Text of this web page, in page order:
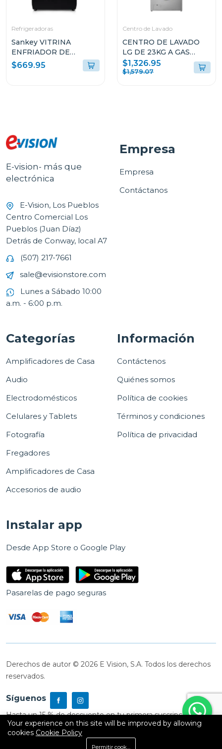
Refrigeradoras
Sankey VITRINA
ENFRIADOR DE
20CUFT RFD20N
$669.95
Centro de Lavado
CENTRO DE LAVADO
LG DE 23KG A GAS
COLOR GRIS
WM23VFXS6/DF74VFXS6B
$1,326.95
$1,579.07
E-vision- más que
electrónica
E-Vision, Los Pueblos
Centro Comercial Los
Pueblos (Juan Díaz)
Detrás de Conway, local A7
(507) 217-7661
sale@evisionstore.com
Lunes a Sábado 10:00
a.m. - 6:00 p.m.
Empresa
Empresa
Contáctanos
Categorías
Amplificadores de Casa
Audio
Electrodomésticos
Celulares y Tablets
Fotografía
Fregadores
Amplificadores de Casa
Accesorios de audio
Información
Contáctenos
Quiénes somos
Política de cookies
Términos y condiciones
Política de privacidad
Instalar app
Desde App Store o Google Play
Pasarelas de pago seguras
Derechos de autor © 2026 E Vision, S.A. Todos los derechos
reservados.
Síguenos
Hasta un 15 % de descuento en tu primera suscripción
Your experience on this site will be improved by allowing
cookies Cookie Policy
Permitir cookies